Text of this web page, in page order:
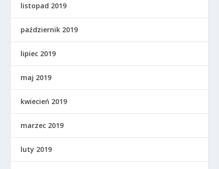
listopad 2019
październik 2019
lipiec 2019
maj 2019
kwiecień 2019
marzec 2019
luty 2019